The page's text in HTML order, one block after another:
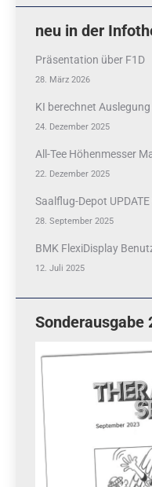
neu in der
Präsentation über F1D
28. März 2026
KI berechnet
24. Dezember 2025
All-Tee Höhenmesser
22. Dezember 2025
Saalflug-Depot
28. September 2025
BMK FlexiDisplay
12. Juli 2025
Sonderausgabe